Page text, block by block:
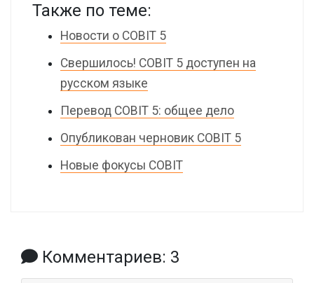
Также по теме:
Новости о COBIT 5
Свершилось! COBIT 5 доступен на
русском языке
Перевод COBIT 5: общее дело
Опубликован черновик COBIT 5
Новые фокусы COBIT
Комментариев: 3